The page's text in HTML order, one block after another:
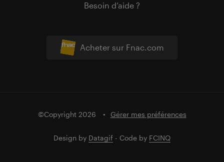
Acheter sur Fnac.com
Besoin d’aide ?
©Copyright 2026 Gérer mes préférences
Design by Datagif - Code by FCINQ